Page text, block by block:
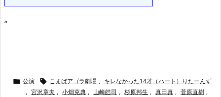
“
 公演  こまばアゴラ劇場 , キレなかった14才（ハート）りたーんず
, 宮沢章夫 , 小畑克典 , 山崎皓司 , 杉原邦生 , 真田真 , 菅原直樹 ,